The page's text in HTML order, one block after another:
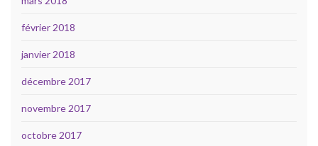
février 2018
janvier 2018
décembre 2017
novembre 2017
octobre 2017